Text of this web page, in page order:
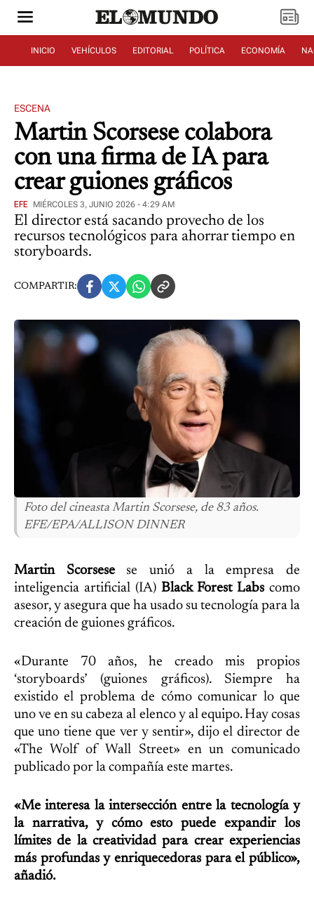
INICIO VEHÍCULOS EDITORIAL POLÍTICA ECONOMÍA
ESCENA
Martin Scorsese colabora
con una firma de IA para
crear guiones gráficos
EFE MIÉRCOLES 3, JUNIO 2026 - 4:29 AM
El director está sacando provecho de los
recursos tecnológicos para ahorrar tiempo en
storyboards.
COMPARTIR:
Foto del cineasta Martin Scorsese, de 83 años.
EFE/EPA/ALLISON DINNER
Martin Scorsesese unió a la empresa de
inteligencia artificial (IA) Black Forest Labs como
asesor, y asegura que ha usado su tecnología para la
creación de guiones gráficos.
«Durante 70 años, he creado mis propios
‘storyboards’ (guiones gráficos). Siempre ha
existido el problema de cómo comunicar lo que
uno ve en su cabeza al elenco y al equipo. Hay cosas
que uno tiene que ver y sentir», dijo el director de
«The Wolf of Wall Street» en un comunicado
publicado por la compañía este martes.
«Me interesa la intersección entre la tecnología y
la narrativa, y cómo esto puede expandir los
límites de la creatividad para crear experiencias
más profundas y enriquecedoras para el público»,
añadió.